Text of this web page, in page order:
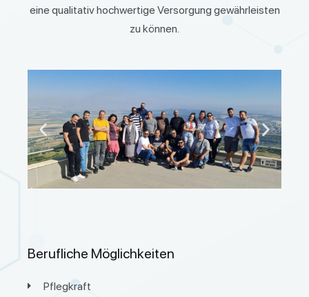
eine qualitativ hochwertige Versorgung gewährleisten
zu können.
Berufliche Möglichkeiten
Pflegkraft